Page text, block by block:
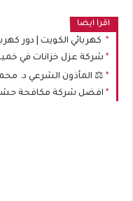
اقرا ايضا
كهربائي الكويت | دور
شركة عزل خزانات في خميس مشيط:
⚖️ المأذون الشرعي د. محمد الفقي |
افضل شركة مكافحة